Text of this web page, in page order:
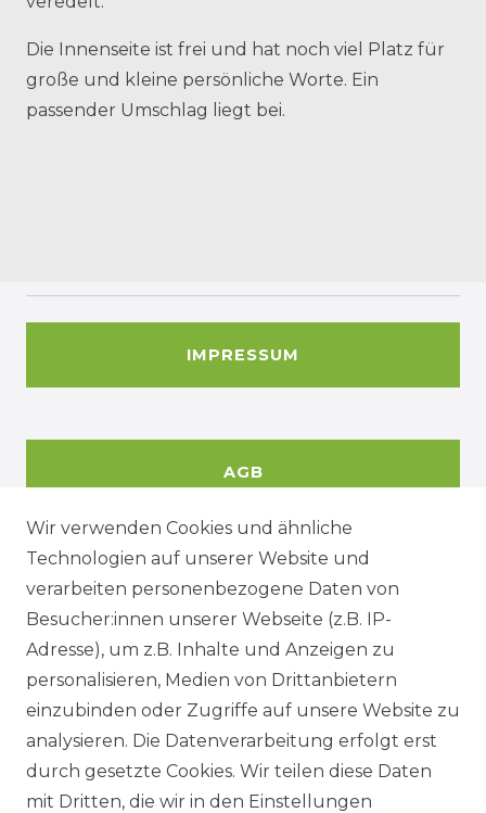
Die Innenseite ist frei und hat noch viel Platz für
große und kleine persönliche Worte. Ein
passender Umschlag liegt bei.
IMPRESSUM
AGB
DATENSCHUTZERKÄRUNG
WIDERRUFSRECHT
KONTAKT
Wir verwenden Cookies und ähnliche
Technologien auf unserer Website und
verarbeiten personenbezogene Daten von
Besucher:innen unserer Webseite (z.B. IP-
Adresse), um z.B. Inhalte und Anzeigen zu
personalisieren, Medien von Drittanbietern
einzubinden oder Zugriffe auf unsere Website zu
analysieren. Die Datenverarbeitung erfolgt erst
durch gesetzte Cookies. Wir teilen diese Daten
mit Dritten, die wir in den Einstellungen